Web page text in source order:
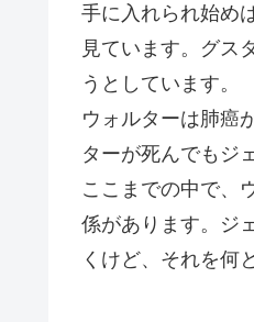
手に入れられ始め
見ています。グス
うとしています。
ウォルターは肺癌
ターが死んでもジ
ここまでの中で、
係があります。ジ
くけど、それを何